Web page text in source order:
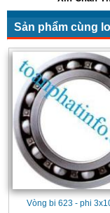
Sản phẩm cùng
Vòng bi 623 - phi